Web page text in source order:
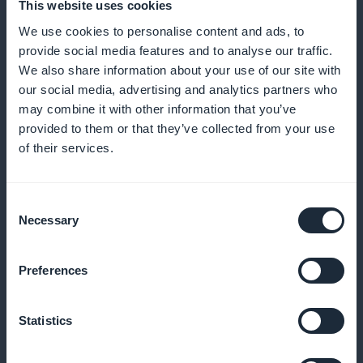
This website uses cookies
We use cookies to personalise content and ads, to
provide social media features and to analyse our traffic.
We also share information about your use of our site with
our social media, advertising and analytics partners who
may combine it with other information that you’ve
provided to them or that they’ve collected from your use
of their services.
Selection
Necessary
Preferences
Statistics
Tipps, um die Feierlichkeiten in vollen
Zügen zu genießen
Bieten Sie Tipps an, wie Sie das Beste aus jeder
besten Zeiten für die Teilnahme und der Highlights,
die Sie nicht verpassen sollten
Promotion auf der Startseite sichtbar